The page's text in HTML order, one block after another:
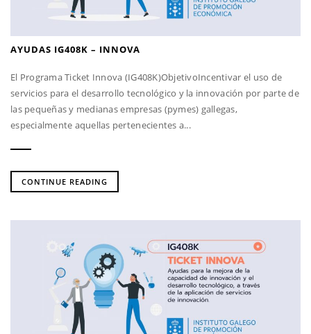
AYUDAS IG408K – INNOVA
El Programa Ticket Innova (IG408K)ObjetivoIncentivar el uso de
servicios para el desarrollo tecnológico y la innovación por parte de
las pequeñas y medianas empresas (pymes) gallegas,
especialmente aquellas pertenecientes a...
CONTINUE READING